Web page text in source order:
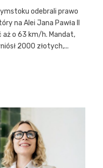
odebrali prawo
na Alei Jana Pawła II
aż o 63 km/h. Mandat,
2000 złotych,...